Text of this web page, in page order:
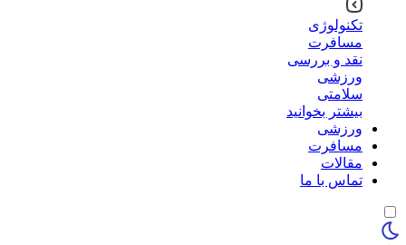
تکنولوژی
مسافرت
نقد و بررسی
ورزشی
سلامتی
بیشتر بخوانید
ورزشی
مسافرت
مقالات
تماس با ما